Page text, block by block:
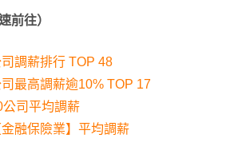
前往）
調薪排行 TOP 48
最高調薪逾10% TOP 17
司平均調薪
融保險業】平均調薪